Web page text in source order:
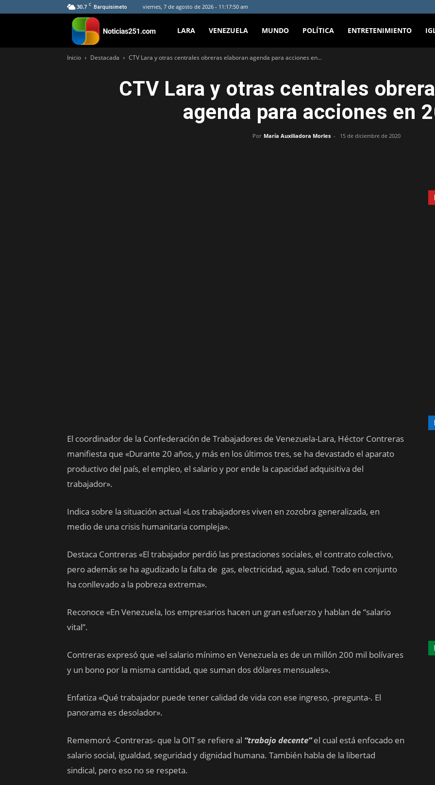
30.7 C Barquisimeto viernes, 7 de agosto de 2026 - 11:17:50 am
Noticias251
LARA VENEZUELA MUNDO POLÍTICA ENTRETENIMIENTO
Inicio Destacada CTV Lara y otras centrales obreras elaboran agenda para acciones en...
CTV Lara y otras centrales
agenda para acciones en
Por María Auxiliadora Morles - 15 de diciembre de 2020
El coordinador de la Confederación de Trabajadores de Venezuela-Lara, Héctor Contreras
manifiesta que «Durante 20 años, y más en los últimos tres, se ha devastado el aparato
productivo del país, el empleo, el salario y por ende la capacidad adquisitiva del
trabajador».
Indica sobre la situación actual «Los trabajadores viven en zozobra generalizada, en
medio de una crisis humanitaria compleja».
Destaca Contreras «El trabajador perdió las prestaciones sociales, el contrato colectivo,
pero además se ha agudizado la falta de gas, electricidad, agua, salud. Todo en conjunto
ha conllevado a la pobreza extrema».
Reconoce «En Venezuela, los empresarios hacen un gran esfuerzo y hablan de “salario
vital”.
Contreras expresó que «el salario mínimo en Venezuela es de un millón 200 mil bolívares
y un bono por la misma cantidad, que suman dos dólares mensuales».
Enfatiza «Qué trabajador puede tener calidad de vida con ese ingreso, -pregunta-. El
panorama es desolador».
Rememoró -Contreras- que la OIT se refiere al “trabajo decente”el cual está enfocado en
salario social, igualdad, seguridad y dignidad humana. También habla de la libertad
sindical, pero eso no se respeta.